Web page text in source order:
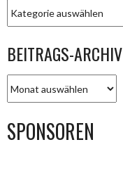
BEITRAGS-ARCHIV
ARCHIV
SPONSOREN